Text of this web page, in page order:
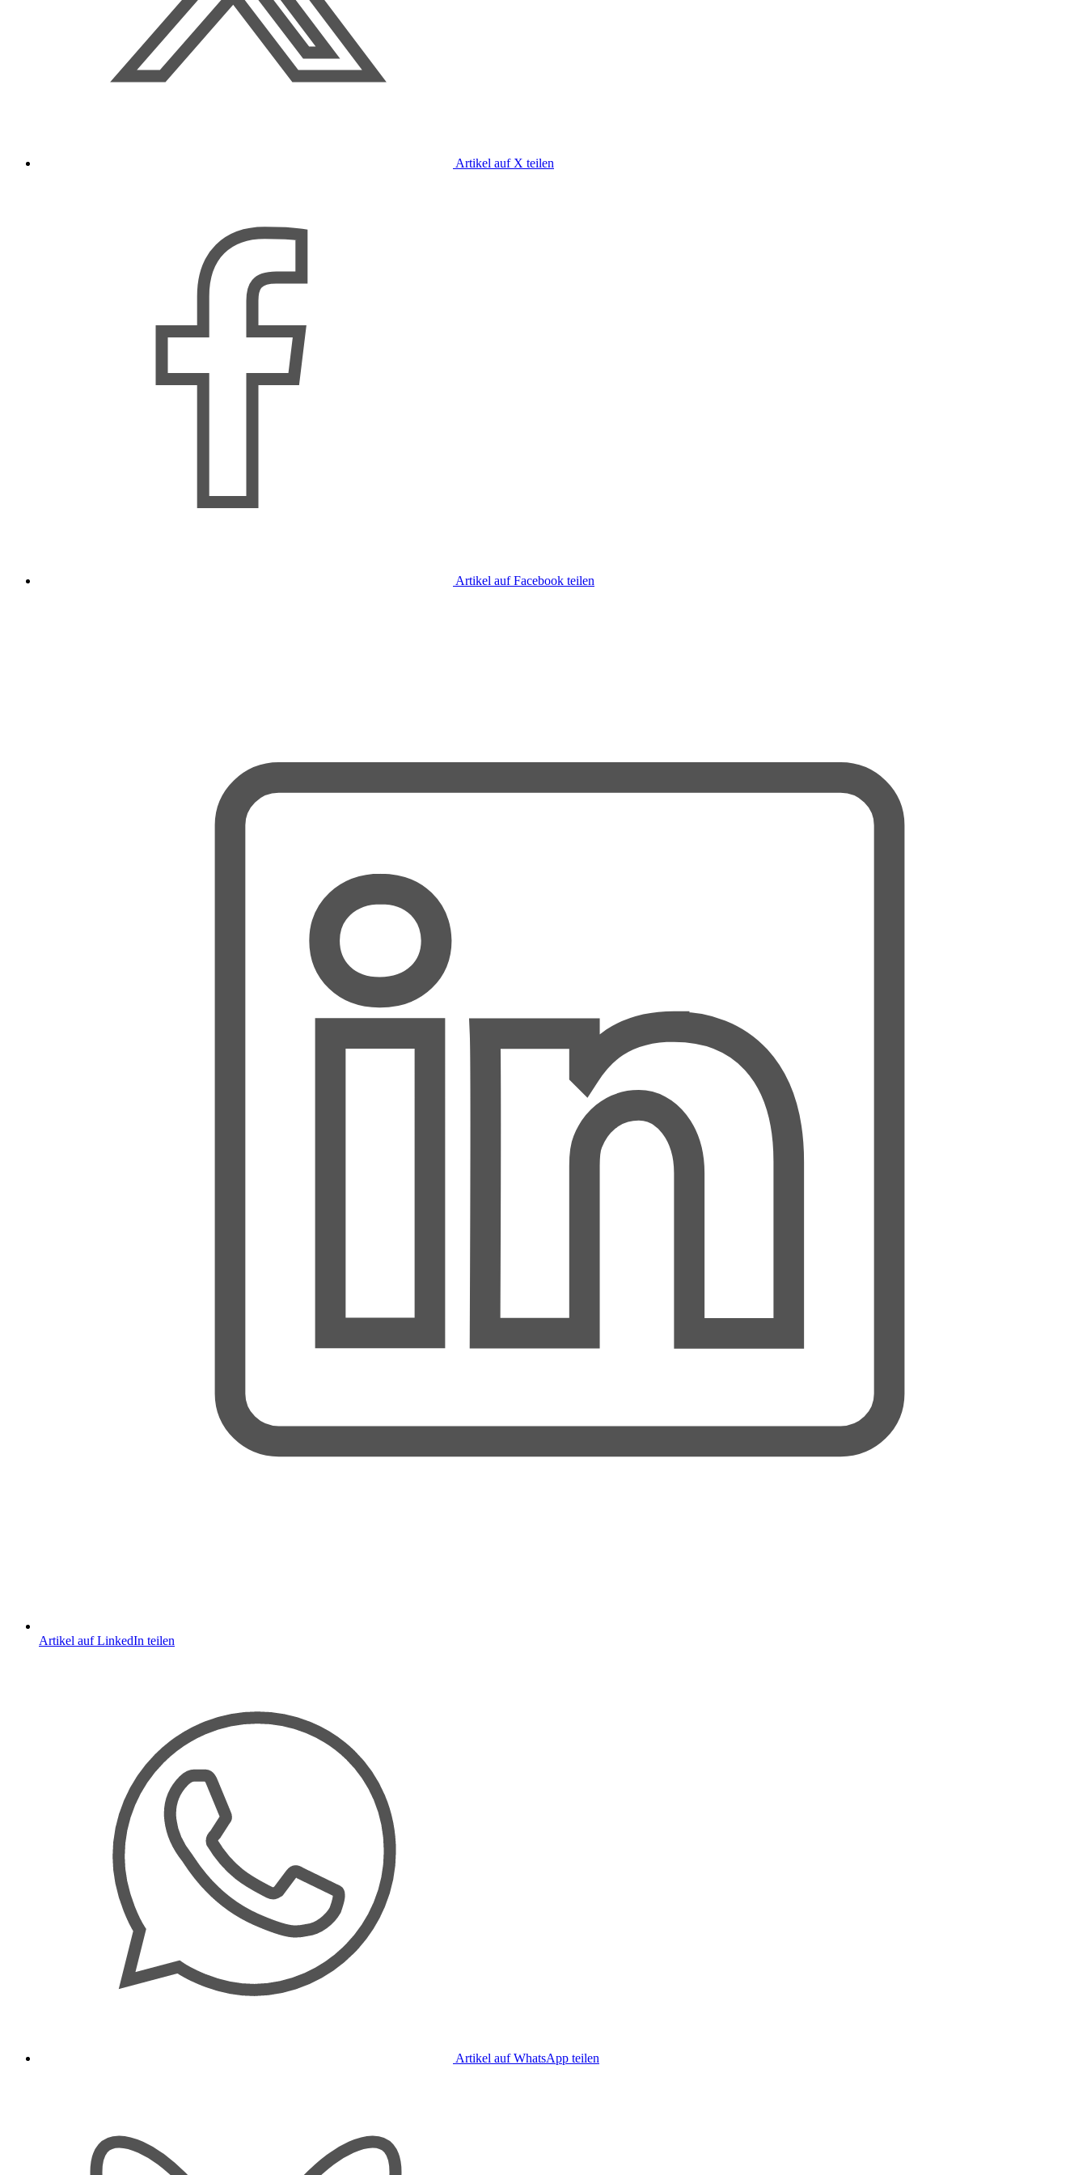
Artikel auf X teilen
Artikel auf Facebook teilen
Artikel auf LinkedIn teilen
Artikel auf WhatsApp teilen